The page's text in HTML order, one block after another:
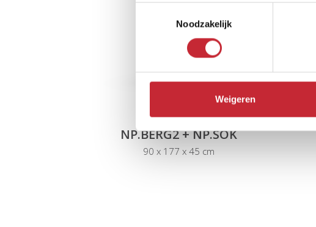
Noodzakelijk
Weigeren
NP.BERG2 + NP.SOK
90 x 177 x 45 cm